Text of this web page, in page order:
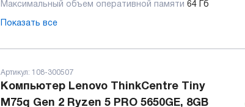
Максимальный объем оперативной памяти 64 Гб
Показать все
Артикул: 108-300507
Компьютер Lenovo ThinkCentre Tiny
M75q Gen 2 Ryzen 5 PRO 5650GE, 8GB